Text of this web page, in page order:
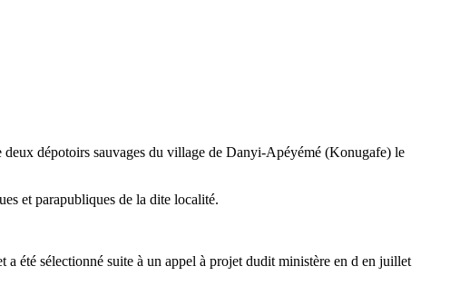
dépotoirs sauvages du village de Danyi-Apéyémé (Konugafe) le
et parapubliques de la dite localité.
été sélectionné suite à un appel à projet dudit ministère en d en juillet